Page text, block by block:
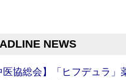
NEWS
医協総会】「ヒフデュラ